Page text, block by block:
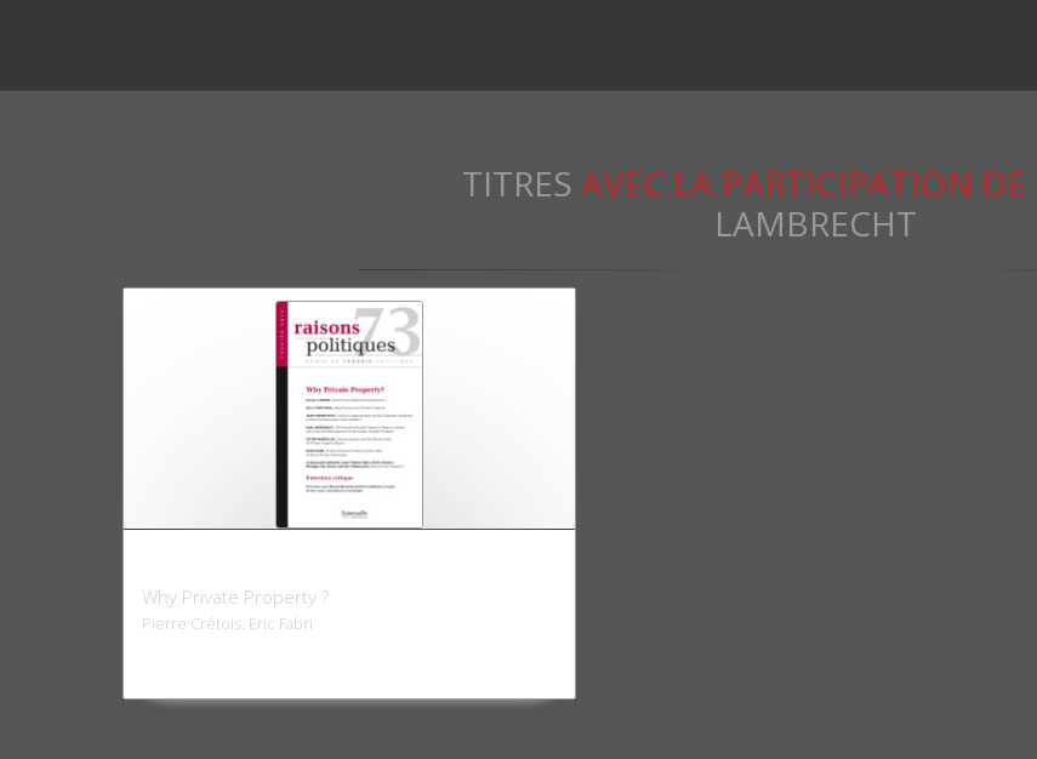
TITRES AVEC LA PARTICIPATION DE
LAMBRECHT
Why Private Property ?
Pierre Crétois, Eric Fabri